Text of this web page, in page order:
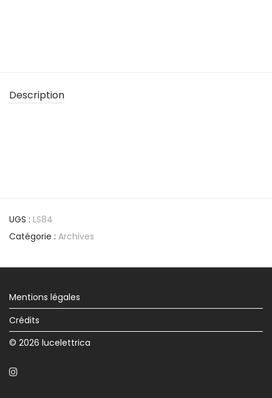
Description
UGS : LS84
Catégorie : Archives
Mentions légales
Crédits
© 2026 lucelettrica